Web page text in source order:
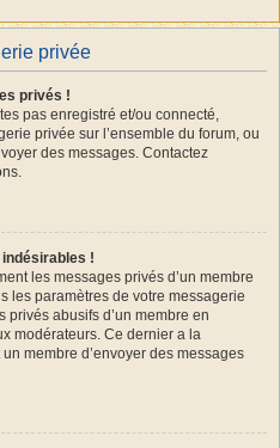
privée
privés !
pas enregistré et/ou connecté,
privée sur l’ensemble du forum, ou
des messages. Contactez
!
les messages privés d’un membre
les paramètres de votre messagerie
abusifs d’un membre en
modérateurs. Ce dernier a la
membre d’envoyer des messages